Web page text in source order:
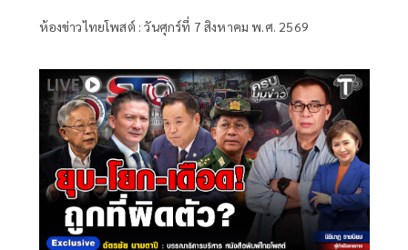
ห้องข่าวไทยโพสต์ : วันศุกร์ที่ 7 สิงหาคม พ.ศ. 2569